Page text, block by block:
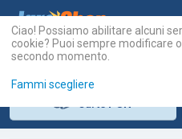
Ciao! Possiamo abilitare alcuni
cookie? Puoi sempre modificare
secondo momento.
Fammi scegliere